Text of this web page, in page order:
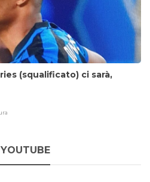
(squalificato) ci sarà,